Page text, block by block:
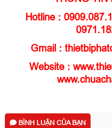
Hotline :
Gmail :
Website :
BÌNH LUẬN CỦA BẠN